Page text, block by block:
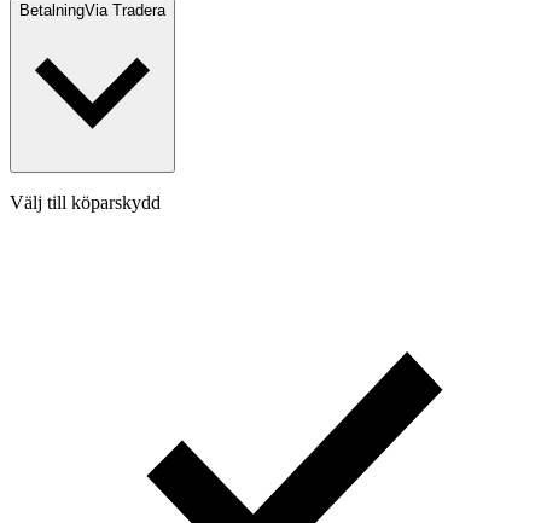
BetalningVia Tradera
Välj till köparskydd